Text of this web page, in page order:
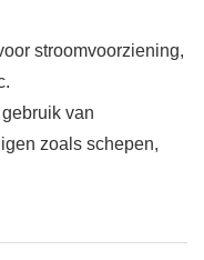
stroomvoorziening,
van
zoals schepen,